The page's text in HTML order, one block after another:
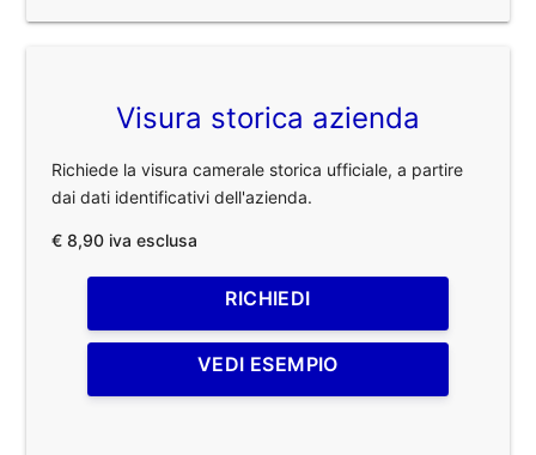
Visura storica azienda
Richiede la visura camerale storica ufficiale, a partire
dai dati identificativi dell'azienda.
€ 8,90 iva esclusa
RICHIEDI
VEDI ESEMPIO